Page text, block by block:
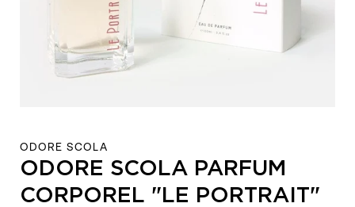
ODORE SCOLA
ODORE SCOLA PARFUM
CORPOREL "LE PORTRAIT"